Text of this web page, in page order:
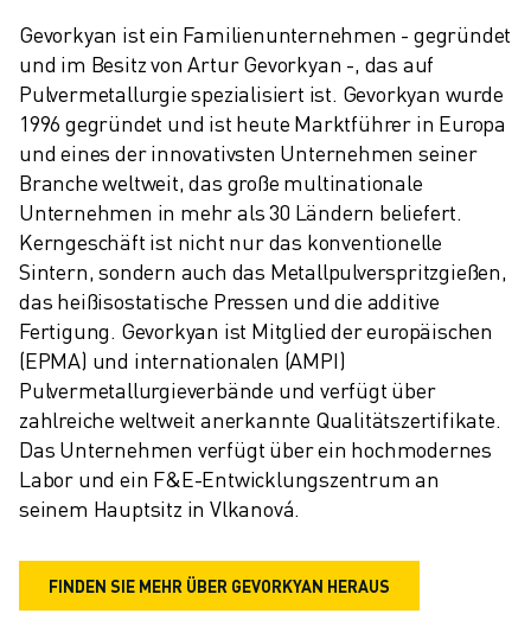
Gevorkyan ist ein Familienunternehmen - gegründet
und im Besitz von Artur Gevorkyan -, das auf
Pulvermetallurgie spezialisiert ist. Gevorkyan wurde
1996 gegründet und ist heute Marktführer in Europa
und eines der innovativsten Unternehmen seiner
Branche weltweit, das große multinationale
Unternehmen in mehr als 30 Ländern beliefert.
Kerngeschäft ist nicht nur das konventionelle
Sintern, sondern auch das Metallpulverspritzgießen,
das heißisostatische Pressen und die additive
Fertigung. Gevorkyan ist Mitglied der europäischen
(EPMA) und internationalen (AMPI)
Pulvermetallurgieverbände und verfügt über
zahlreiche weltweit anerkannte Qualitätszertifikate.
Das Unternehmen verfügt über ein hochmodernes
Labor und ein F&E-Entwicklungszentrum an
seinem Hauptsitz in Vlkanová.
FINDEN SIE MEHR ÜBER GEVORKYAN HERAUS